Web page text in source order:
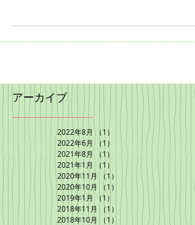
アーカイブ
2022年8月 （1）
1件の記事
2022年6月
（1）
1件の記事
2021年8月
（1）
1件の記事
2021年1月
（1）
1件の記事
2020年11月 （1）
1件の記事
2020年10月
（1）
1件の記事
2019年1月
（1）
1件の記事
2018年11月
（1）
1件の記事
2018年10月
（1）
1件の記事